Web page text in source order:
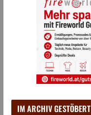
IM ARCHIV GESTÖBERT